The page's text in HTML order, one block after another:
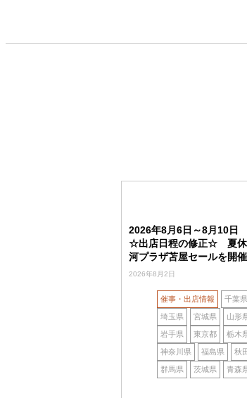
2026年8月6日～8月10日
☆出店日程の修正☆ 夏休
河プラザ苫屋セールを開催
2026年8月2日
催事・出店情報 千葉県
埼玉県 宮城県 山形
岩手県 東京都 栃木
神奈川県 福島県 秋
群馬県 茨城県 青森